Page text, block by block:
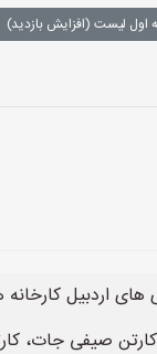
اول لیست (افزایش بازدید)
اردبیل
صیفی جات،